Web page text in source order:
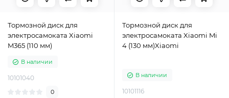
Тормозной диск для
электросамоката Xiaomi
M365 (110 мм)
В наличии
10101040
0
Тормозной диск для
электросамоката Xiaomi Mi
4 (130 мм)Xiaomi
В наличии
10101116